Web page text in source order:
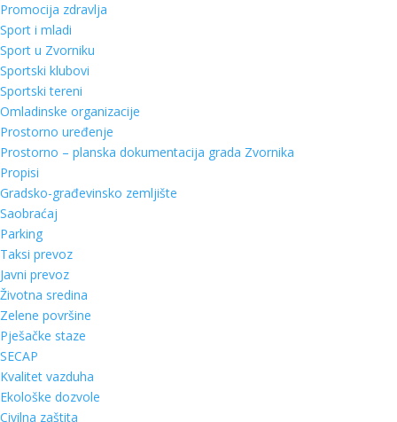
Promocija zdravlja
Sport i mladi
Sport u Zvorniku
Sportski klubovi
Sportski tereni
Omladinske organizacije
Prostorno uređenje
Prostorno – planska dokumentacija grada Zvornika
Propisi
Gradsko-građevinsko zemljište
Saobraćaj
Parking
Taksi prevoz
Javni prevoz
Životna sredina
Zelene površine
Pješačke staze
SECAP
Kvalitet vazduha
Ekološke dozvole
Civilna zaštita